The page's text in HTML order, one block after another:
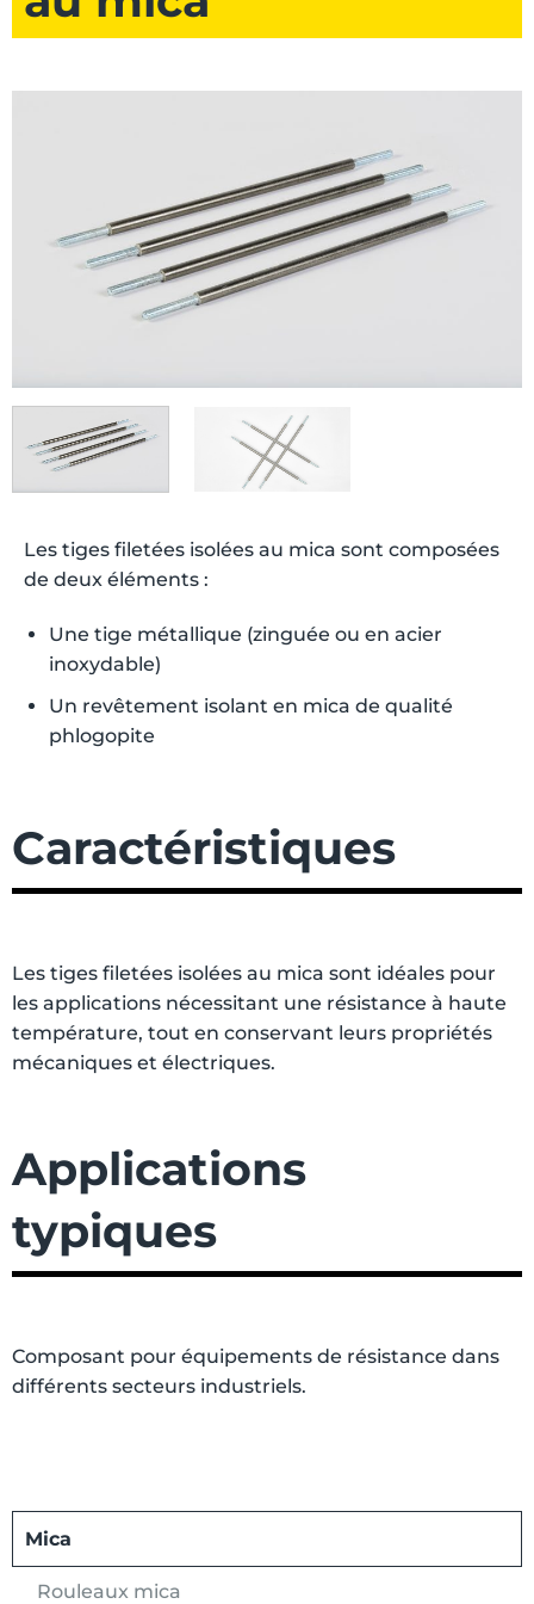
Mica
Rouleaux mica
Les tiges filetées isolées au mica sont composées
de deux éléments :
Une tige métallique (zinguée ou en acier
inoxydable)
Un revêtement isolant en mica de qualité
phlogopite
Caractéristiques
Les tiges filetées isolées au mica sont idéales pour
les applications nécessitant une résistance à haute
température, tout en conservant leurs propriétés
mécaniques et électriques.
Applications
typiques
Composant pour équipements de résistance dans
différents secteurs industriels.